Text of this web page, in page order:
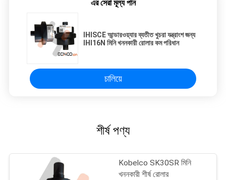
এর সেরা মূল্য পান
IHISCE আন্ডারওয়্যার ব্যতীত খুচরা যন্ত্রাংশ জন্য
IHI16N মিনি খননকারী রোলার কম পরিধান
চালিয়ে
শীর্ষ পণ্য
Kobelco SK30SR মিনি
খননকারী শীর্ষ রোলার